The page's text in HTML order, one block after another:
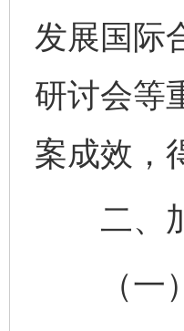
发展国际
研讨会等
案成效，
二、加
（一）